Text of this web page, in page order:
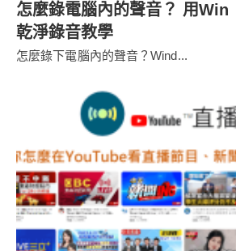
怎麼錄電腦內的聲音？ 用Win
乾淨錄音教學
怎麼錄下電腦內的聲音？Wind...